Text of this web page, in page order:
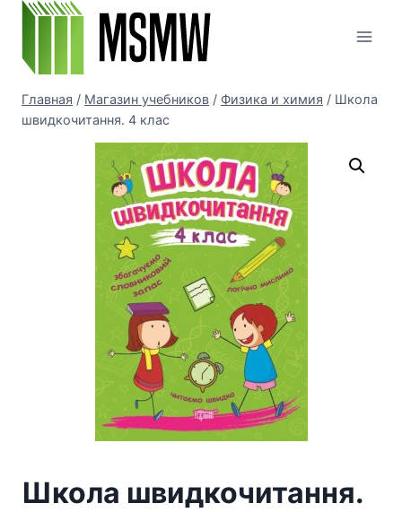
Перейти
содержимому
Главная / Магазин учебников / Физика и химия / Школа
швидкочитання. 4 клас
Школа швидкочитання.